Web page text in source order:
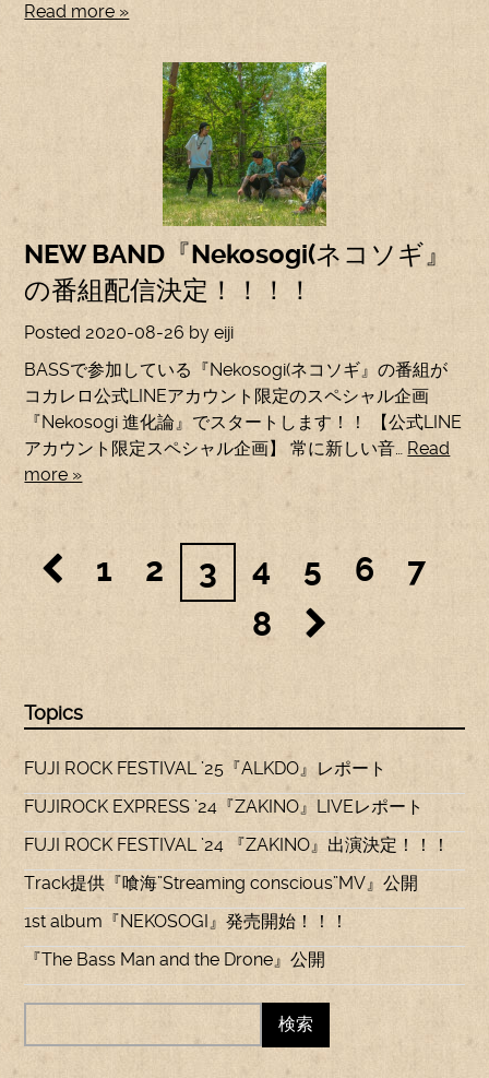
Read more »
NEW BAND『Nekosogi(ネコソギ』
の番組配信決定！！！！
Posted2020-08-26 byeiji
BASSで参加している『Nekosogi(ネコソギ』の番組が
コカレロ公式LINEアカウント限定のスペシャル企画
『Nekosogi 進化論』でスタートします！！ 【公式LINE
アカウント限定スペシャル企画】 常に新しい音… Read
more »
1 2 3 4 5 6
7
8
Topics
FUJI ROCK FESTIVAL ’25『ALKDO』レポート
FUJIROCK EXPRESS ’24『ZAKINO』LIVEレポート
FUJI ROCK FESTIVAL ’24 『ZAKINO』出演決定！！！
Track提供『喰海”Streaming conscious”MV』公開
1st album『NEKOSOGI』発売開始！！！
『The Bass Man and the Drone』公開